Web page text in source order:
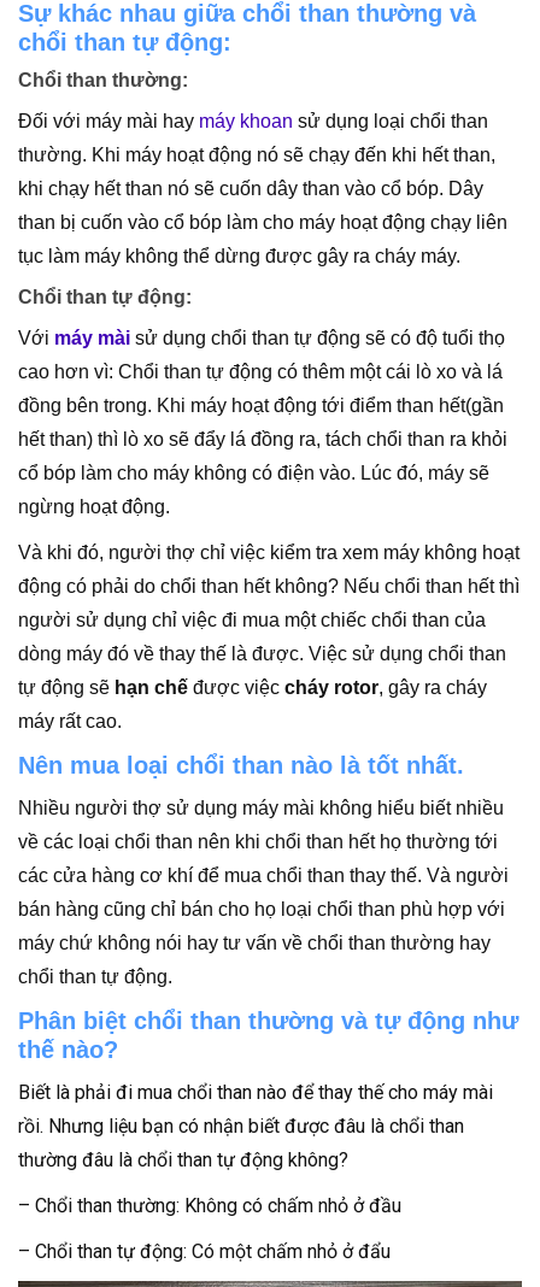
Sự khác nhau giữa chổi than thường và
chổi than tự động:
Chổi than thường:
Đối với máy mài hay máy khoan sử dụng loại chổi than
thường. Khi máy hoạt động nó sẽ chạy đến khi hết than,
khi chạy hết than nó sẽ cuốn dây than vào cổ bóp. Dây
than bị cuốn vào cổ bóp làm cho máy hoạt động chạy liên
tục làm máy không thể dừng được gây ra cháy máy.
Chổi than tự động:
Với máy mài sử dụng chổi than tự động sẽ có độ tuổi thọ
cao hơn vì: Chổi than tự động có thêm một cái lò xo và lá
đồng bên trong. Khi máy hoạt động tới điểm than hết(gần
hết than) thì lò xo sẽ đẩy lá đồng ra, tách chổi than ra khỏi
cổ bóp làm cho máy không có điện vào. Lúc đó, máy sẽ
ngừng hoạt động.
Và khi đó, người thợ chỉ việc kiểm tra xem máy không hoạt
động có phải do chổi than hết không? Nếu chổi than hết thì
người sử dụng chỉ việc đi mua một chiếc chổi than của
dòng máy đó về thay thế là được. Việc sử dụng chổi than
tự động sẽ hạn chế được việc cháy rotor, gây ra cháy
máy rất cao.
Nên mua loại chổi than nào là tốt nhất.
Nhiều người thợ sử dụng máy mài không hiểu biết nhiều
về các loại chổi than nên khi chổi than hết họ thường tới
các cửa hàng cơ khí để mua chổi than thay thế. Và người
bán hàng cũng chỉ bán cho họ loại chổi than phù hợp với
máy chứ không nói hay tư vấn về chổi than thường hay
chổi than tự động.
Phân biệt chổi than thường và tự động như
thế nào?
Biết là phải đi mua chổi than nào để thay thế cho máy mài
rồi. Nhưng liệu bạn có nhận biết được đâu là chổi than
thường đâu là chổi than tự động không?
– Chổi than thường: Không có chấm nhỏ ở đầu
– Chổi than tự động: Có một chấm nhỏ ở đẩu